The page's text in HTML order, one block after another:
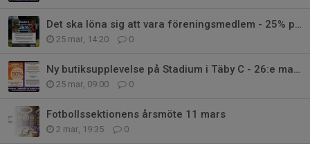
Det ska löna sig att vara föreningsmedlem - 25% på fotbollsskor!
25 mar, 14:20 0
Ny butiksupplevelse på Stadium i Täby C - 26:e mars KL. 10.00
25 mar, 09:00 0
Fotbollssektionens årsmöte 11 mars
2 mar, 19:35 0